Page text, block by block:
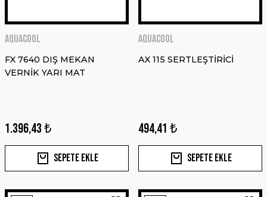
2.154,24 ₺
%2 İNDİRİM
YENİ
AQUACOOL
AQUACOOL
FX 7640 DIŞ MEKAN
VERNİK YARI MAT
1.396,43 ₺
Sepete Ekle
AQUACOOL
AX 115 SERTLEŞTİRİCİ
494,41 ₺
Sepete Ekle